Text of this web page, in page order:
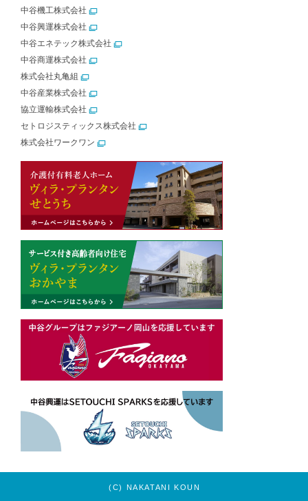
中谷機工株式会社
中谷興運株式会社
中谷エネテック株式会社
中谷商運株式会社
株式会社丸亀組
中谷産業株式会社
協立運輸株式会社
セトロジスティックス株式会社
株式会社ワークワン
(C) NAKATANI KOUN